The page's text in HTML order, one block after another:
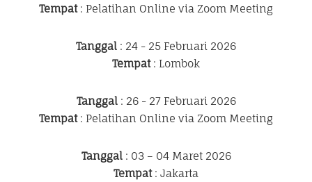
Tempat: Pelatihan Online via Zoom Meeting
Tanggal : 24 - 25 Februari 2026
Tempat: Lombok
Tanggal: 26 - 27 Februari 2026
Tempat: Pelatihan Online via Zoom Meeting
Tanggal: 03 – 04 Maret 2026
Tempat: Jakarta